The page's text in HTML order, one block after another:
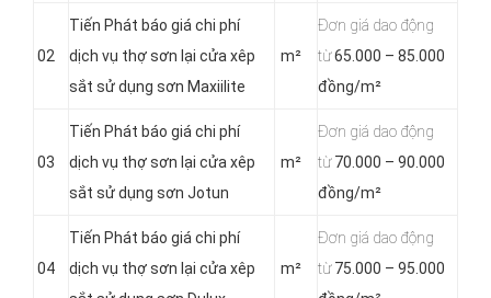
02
Tiến Phát báo giá chi phí
dịch vụ thợ sơn lại cửa xêp
sắt sử dụng sơn Maxiilite
m²
Đơn giá dao động
từ65.000 – 85.000
đồng/m²
03
Tiến Phát báo giá chi phí
dịch vụ thợ sơn lại cửa xêp
sắt sử dụng sơn Jotun
m²
Đơn giá dao động
từ70.000 – 90.000
đồng/m²
04
Tiến Phát báo giá chi phí
dịch vụ thợ sơn lại cửa xêp
m²
Đơn giá dao động
từ75.000 – 95.000